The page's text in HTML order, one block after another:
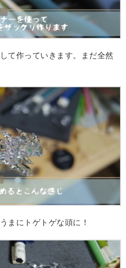
て作っていきます。まだ全然
まにトゲトゲな頭に！